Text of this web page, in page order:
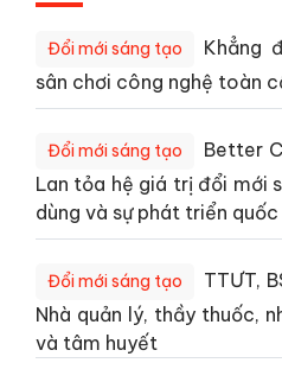
Đổi mới sáng tạo
Khẳng
sân chơi công nghệ toàn
Đổi mới sáng tạo
Better
Lan tỏa hệ giá trị đổi mới
dùng và sự phát triển quốc
Đổi mới sáng tạo
TTƯT,
Nhà quản lý, thầy thuốc,
và tâm huyết